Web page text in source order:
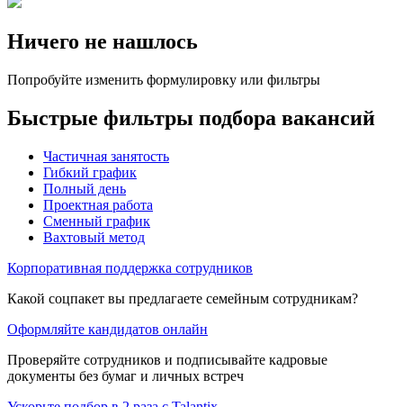
Ничего не нашлось
Попробуйте изменить формулировку или фильтры
Быстрые фильтры подбора вакансий
Частичная занятость
Гибкий график
Полный день
Проектная работа
Сменный график
Вахтовый метод
Корпоративная поддержка сотрудников
Какой соцпакет вы предлагаете семейным сотрудникам?
Оформляйте кандидатов онлайн
Проверяйте сотрудников и подписывайте кадровые
документы без бумаг и личных встреч